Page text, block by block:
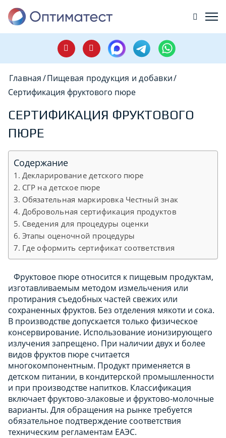
Главная/Пищевая продукция и добавки/
Сертификация фруктового пюре
СЕРТИФИКАЦИЯ ФРУКТОВОГО
ПЮРЕ
Содержание
Декларирование детского пюре
СГР на детское пюре
Обязательная маркировка Честный знак
Добровольная сертификация продуктов
Сведения для процедуры оценки
Этапы оценочной процедуры
Где оформить сертификат соответствия
Фруктовое пюре относится к пищевым продуктам,
изготавливаемым методом измельчения или
протирания съедобных частей свежих или
сохраненных фруктов. Без отделения мякоти и сока.
В производстве допускается только физическое
консервирование. Использование ионизирующего
излучения запрещено. При наличии двух и более
видов фруктов пюре считается
многокомпонентным. Продукт применяется в
детском питании, в кондитерской промышленности
и при производстве напитков. Классификация
включает фруктово-злаковые и фруктово-молочные
варианты. Для обращения на рынке требуется
обязательное подтверждение соответствия
техническим регламентам ЕАЭС.